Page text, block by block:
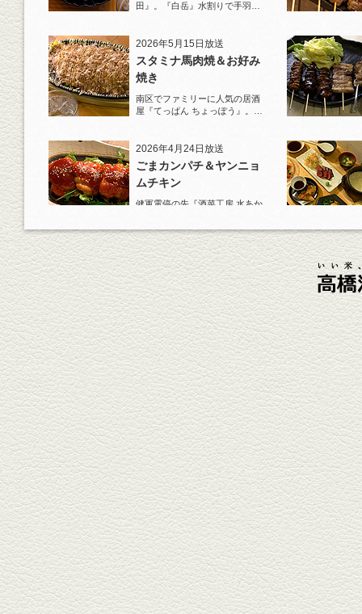
田』。『白岳』水割りで手羽先
2026年5月15日放送
スタミナ馬肉焼＆お好み
焼き
南区でファミリーに人気の居酒
屋『てっぱん ちょっぽう』。王
2026年4月24日放送
ごまカンパチ＆ヤンニョ
ムチキン
健軍電停の先『酒菜工房 水あか
杯！まずは『ごまカンパチ』を
肴に。
2026年4月3日放送
元祖 鶏焼売＆牛テールの
土鍋めし
健軍電停そば『湯気立つ料理』
が名物の『yuge(ゆげ)』へ。
『白岳』を使った『旨み緑茶
割』で乾杯！
2026年3月13日放送
焼鳥おまかせ８本
健軍自衛隊通り『焼鳥 菖蒲谷』
で最高級の焼鳥を味わう。『銀
しろ...
2026年2月20日放送
1000円で飲めますｾｯﾄ＆
至福のﾊﾑｶﾂ など
東区の健軍電停のそば『居酒屋
食堂いしばしさん家』は、賑や
かでお...
2026年1月30日放送
焼き餃子＆海老チリ
栄通りの路地奥、隠れ家的な店